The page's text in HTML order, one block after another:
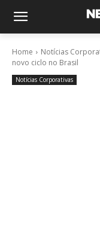
Home Notícias
novo ciclo no Brasil
Notícias Corporativas